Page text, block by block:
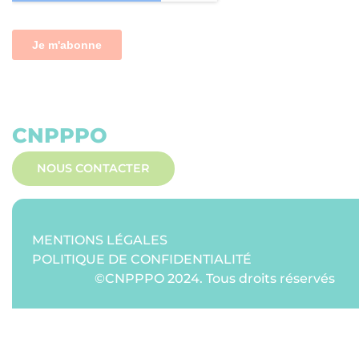
CNPPPO
NOUS CONTACTER
MENTIONS LÉGALES
POLITIQUE DE CONFIDENTIALITÉ
©CNPPPO 2024. Tous droits réservés